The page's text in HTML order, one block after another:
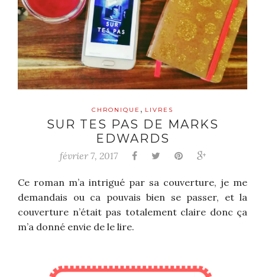
CHRONIQUE , LIVRES
SUR TES PAS DE MARKS
EDWARDS
février 7, 2017
Ce roman m’a intrigué par sa couverture, je me
demandais ou ca pouvais bien se passer, et la
couverture n’était pas totalement claire donc ça
m’a donné envie de le lire.